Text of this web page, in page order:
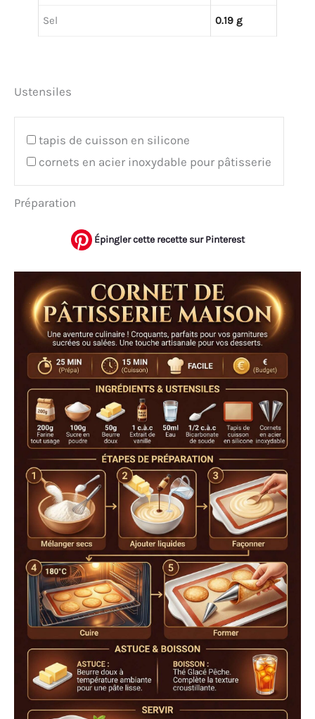
Sel 0.19 g
Ustensiles
tapis de cuisson en silicone
cornets en acier inoxydable pour pâtisserie
Préparation
Épingler cette recette sur Pinterest